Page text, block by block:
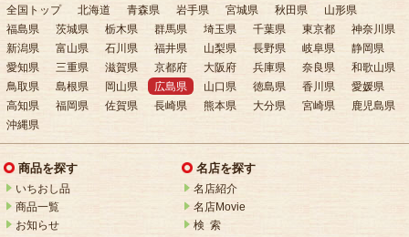
全国トップ 北海道 青森県 岩手県 宮城県 秋田県
山形県
福島県
茨城県 栃木県 群馬県 埼玉県 千葉県 東京都
神奈川県
新潟県
富山県 石川県 福井県 山梨県 長野県 岐阜県
静岡県
愛知県
三重県 滋賀県 京都府 大阪府 兵庫県 奈良県
和歌山県
鳥取県
島根県 岡山県 広島県 山口県 徳島県 香川県
愛媛県
高知県
福岡県 佐賀県 長崎県 熊本県 大分県 宮崎県
鹿児島県
沖縄県
商品を探す
いちおし品
商品一覧
お知らせ
名店を探す
名店紹介
名店Movie
検 索